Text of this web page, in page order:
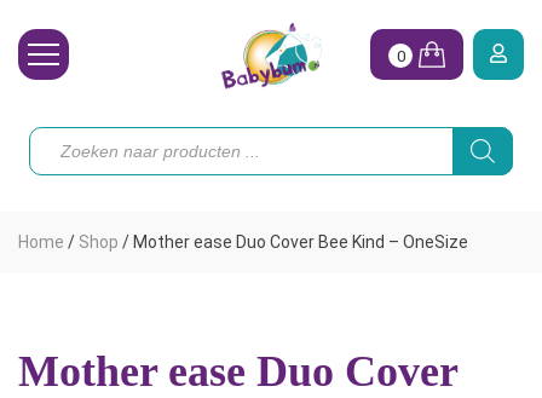
Toebehoren
Onze merken
0
Producten
zoeken
Home / Shop / Mother ease Duo Cover Bee Kind – OneSize
Mother ease Duo Cover